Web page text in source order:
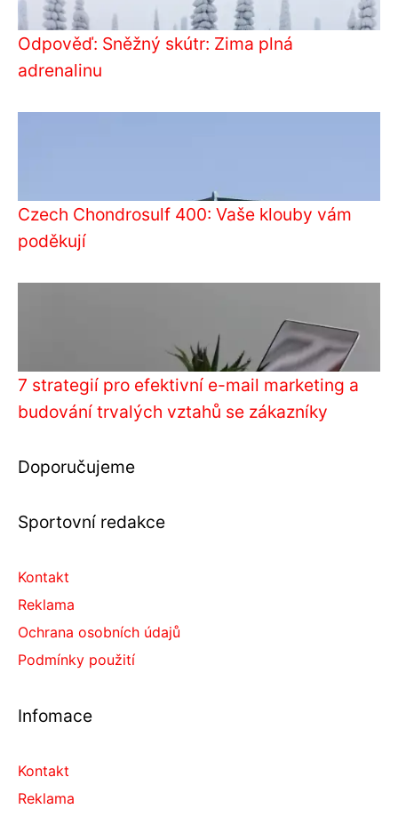
Odpověď: Sněžný skútr: Zima plná
adrenalinu
Czech Chondrosulf 400: Vaše klouby vám
poděkují
7 strategií pro efektivní e-mail marketing a
budování trvalých vztahů se zákazníky
Doporučujeme
Sportovní redakce
Kontakt
Reklama
Ochrana osobních údajů
Podmínky použití
Infomace
Kontakt
Reklama